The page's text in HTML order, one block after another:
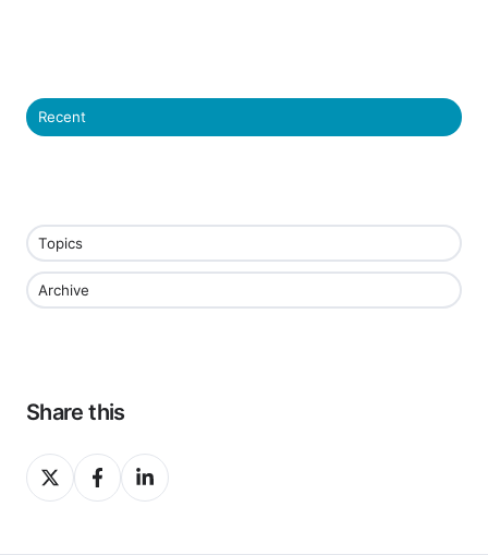
Recent
Topics
Archive
Share this
Share
on
Share
on
Share
on